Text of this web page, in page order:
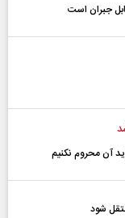
جبران است
آن محروم نکنیم
شود